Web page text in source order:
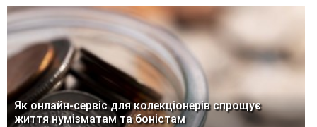
Як онлайн-сервіс для колекціонерів спрощує
життя нумізматам та боністам